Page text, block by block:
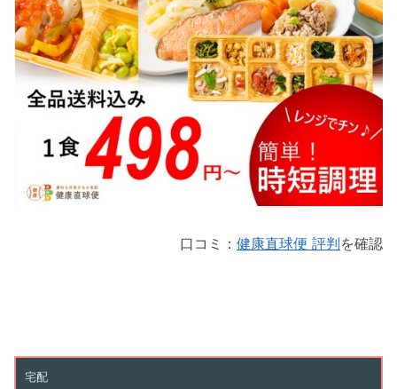
口コミ： 健康直球便 評判を確認
宅配